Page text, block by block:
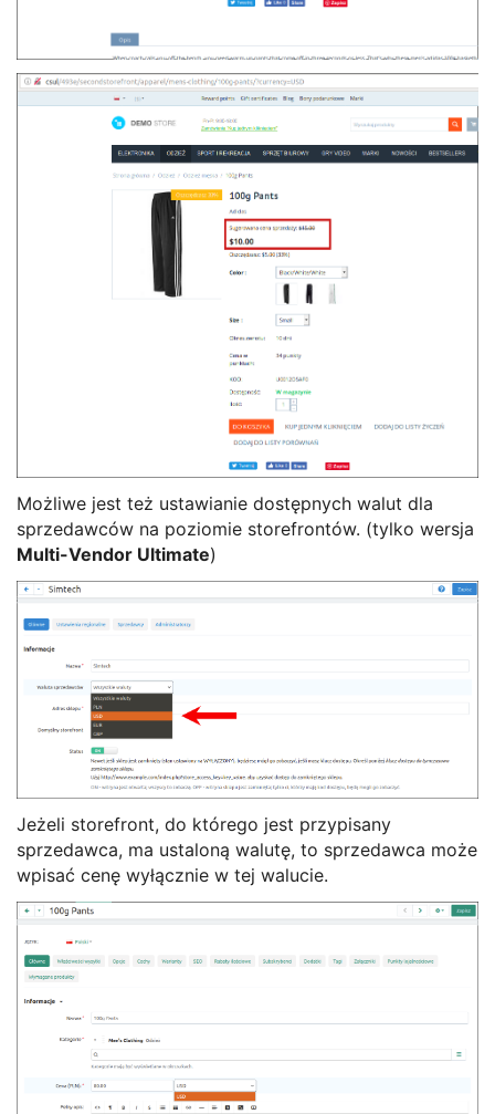
Możliwe jest też ustawianie dostępnych walut dla
sprzedawców na poziomie storefrontów. (tylko wersja
Multi-Vendor Ultimate)
Jeżeli storefront, do którego jest przypisany
sprzedawca, ma ustaloną walutę, to sprzedawca może
wpisać cenę wyłącznie w tej walucie.